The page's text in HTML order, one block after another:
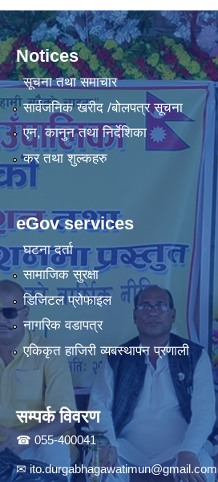
Notices
सूचना तथा समाचार
सार्वजनिक खरीद /बोलपत्र सूचना
एन, कानुन तथा निर्देशिका
कर तथा शुल्कहरु
eGov services
घटना दर्ता
सामाजिक सुरक्षा
डिजिटल प्रोफाइल
नागरिक वडापत्र
एकिकृत हाजिरी व्यबस्थापन प्रणाली
सम्पर्क विवरण
☎ 055-400041
✉ito.durgabhagawatimun@gmail.com